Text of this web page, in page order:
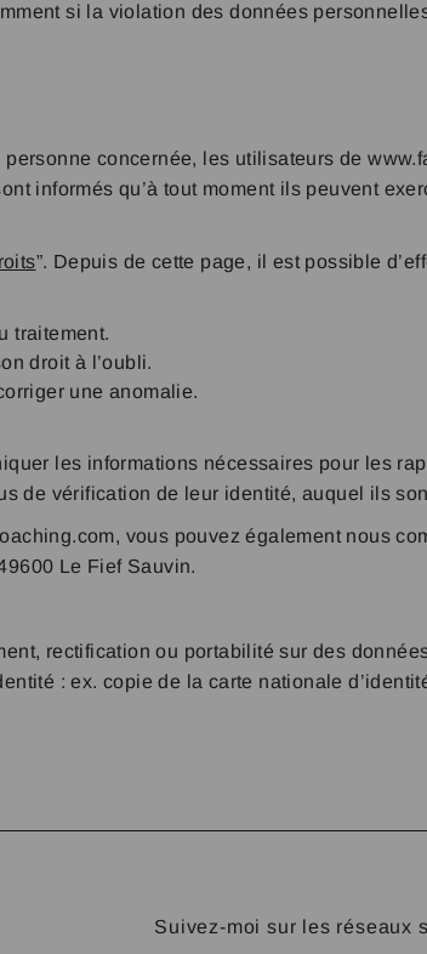
si la violation des données
concernée, les utilisateurs de
informés qu’à tout moment ils peuvent
”. Depuis de cette page, il est possible
traitement.
droit à l’oubli.
une anomalie.
les informations nécessaires pour les
de vérification de leur identité, auquel ils
vous pouvez également nous
Le Fief Sauvin.
rectification ou portabilité sur des
: ex. copie de la carte nationale
Suivez-moi sur les réseaux